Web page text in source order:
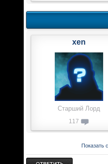
xen
Старший Лорд
117
Показать
Ответить